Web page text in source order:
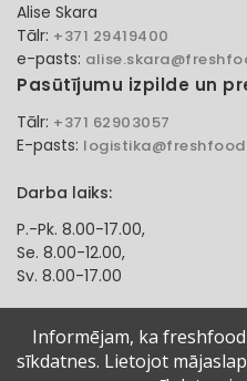
Alise Skara
Tālr: +371 29419400
e-pasts:
Pasūtījumu izpilde un
Tālr: +371 62903057
E-pasts:
Darba laiks:
P.-Pk. 8.00-17.00,
Se. 8.00-12.00,
Sv. 8.00-17.00
Aļona Gadzāne
Informējam, ka
sīkdatnes. Lietojot